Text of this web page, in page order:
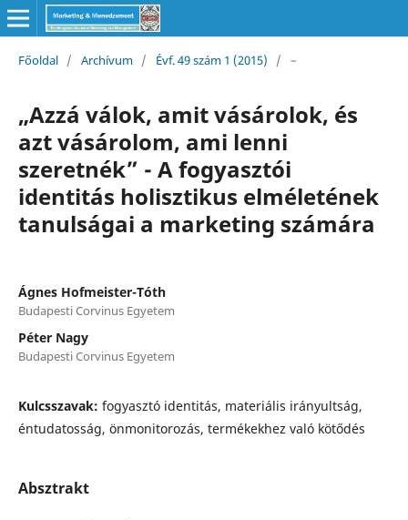
Főoldal / Archívum / Évf. 49 szám 1 (2015) / –
„Azzá válok, amit vásárolok, és
azt vásárolom, ami lenni
szeretnék” - A fogyasztói
identitás holisztikus elméletének
tanulságai a marketing számára
Ágnes Hofmeister-Tóth
Budapesti Corvinus Egyetem
Péter Nagy
Budapesti Corvinus Egyetem
Kulcsszavak: fogyasztó identitás, materiális irányultság,
éntudatosság, önmonitorozás, termékekhez való kötődés
Absztrakt